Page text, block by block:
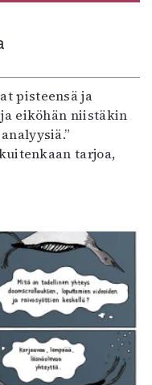
pisteensä ja
eiköhän niistäkin
tarjoa,